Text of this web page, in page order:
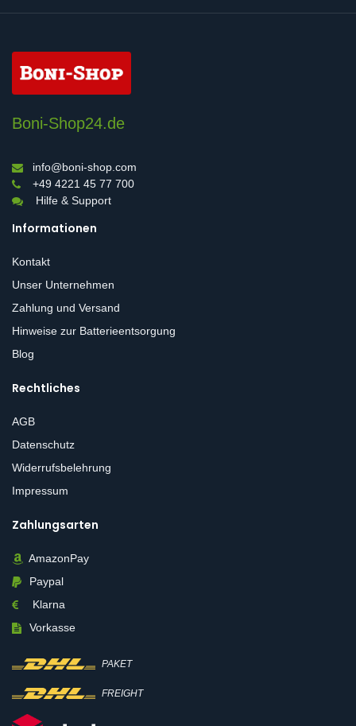
Boni-Shop24.de
info@boni-shop.com
+49 4221 45 77 700
Hilfe & Support
Informationen
Kontakt
Unser Unternehmen
Zahlung und Versand
Hinweise zur Batterieentsorgung
Blog
Rechtliches
AGB
Datenschutz
Widerrufsbelehrung
Impressum
Zahlungsarten
AmazonPay
Paypal
Klarna
Vorkasse
PAKET
FREIGHT